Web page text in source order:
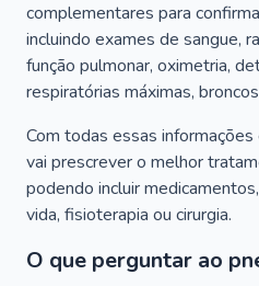
complementares para
incluindo exames de sangue,
função pulmonar, oximetria,
respiratórias máximas,
Com todas essas
vai prescrever o melhor
podendo incluir
vida, fisioterapia ou cirurgia.
O que perguntar ao